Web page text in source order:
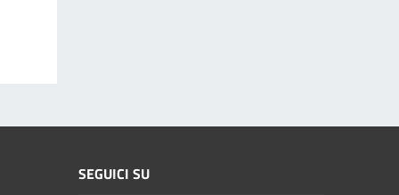
SEGUICI SU